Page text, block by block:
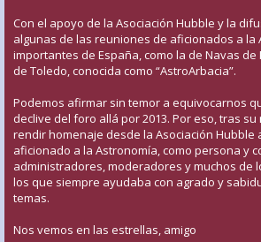
Con el apoyo de la Asociación Hubble y la
algunas de las reuniones de aficionados a la
importantes de España, como la de Navas de
de Toledo, conocida como “AstroArbacia”.
Podemos afirmar sin temor a equivocarnos
declive del foro allá por 2013. Por eso, tras
rendir homenaje desde la Asociación Hubble
aficionado a la Astronomía, como persona y
administradores, moderadores y muchos de
los que siempre ayudaba con agrado y
temas.
Nos vemos en las estrellas, amigo